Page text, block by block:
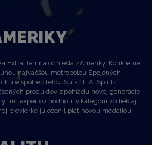
Extra Jemná odniesla z Ameriky. Konkrétne
najväčšou metropolou Spojených
spotrebiteľov. Súťaž L.A. Spirits
produktov z pohľadu novej generácie
tím expertov hodnoti l v kategórii vodiek aj
ej previerke ju ocenil platinovou medailou.